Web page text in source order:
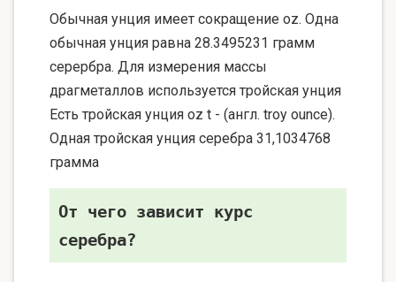
Обычная унция имеет сокращение oz. Одна
обычная унция равна 28.3495231 грамм
серербра. Для измерения массы
драгметаллов используется тройская унция
Есть тройская унция oz t - (англ. troy ounce).
Одная тройская унция серебра 31,1034768
грамма
От чего зависит курс
серебра?